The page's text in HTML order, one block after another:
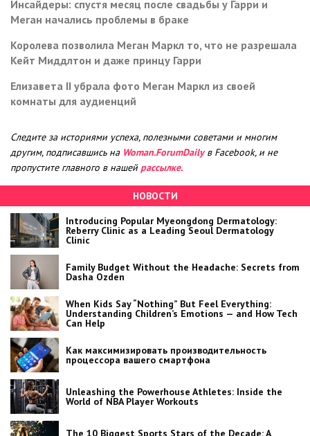
Инсайдеры: спустя месяц после свадьбы у Гарри и
Меган начались проблемы в браке
Королева позволила Меган Маркл то, что не разрешала
Кейт Миддлтон и даже принцу Гарри
Елизавета II убрала фото Меган Маркл из своей
комнаты для аудиенций
Следите за историями успеха, полезными советами и многим
другим, подписавшись на Woman.ForumDailyв Facebook, и не
пропустите главного в нашей рассылке.
НОВОСТИ
Introducing Popular Myeongdong Dermatology:
Reberry Clinic as a Leading Seoul Dermatology
Clinic
Family Budget Without the Headache: Secrets from
Dasha Ozden
When Kids Say “Nothing” But Feel Everything:
Understanding Children’s Emotions — and How Tech
Can Help
Как максимизировать производительность
процессора вашего смартфона
Unleashing the Powerhouse Athletes: Inside the
World of NBA Player Workouts
The 10 Biggest Sports Stars of the Decade: A